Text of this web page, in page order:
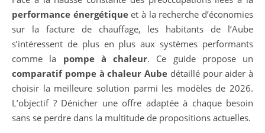
performance énergétiqueet à la recherche d’économies
sur la facture de chauffage, les habitants de l’Aube
s’intéressent de plus en plus aux systèmes performants
comme la pompe à chaleur. Ce guide propose un
comparatif pompe à chaleur Aube détaillé pour aider à
choisir la meilleure solution parmi les modèles de 2026.
L’objectif ? Dénicher une offre adaptée à chaque besoin
sans se perdre dans la multitude de propositions actuelles.